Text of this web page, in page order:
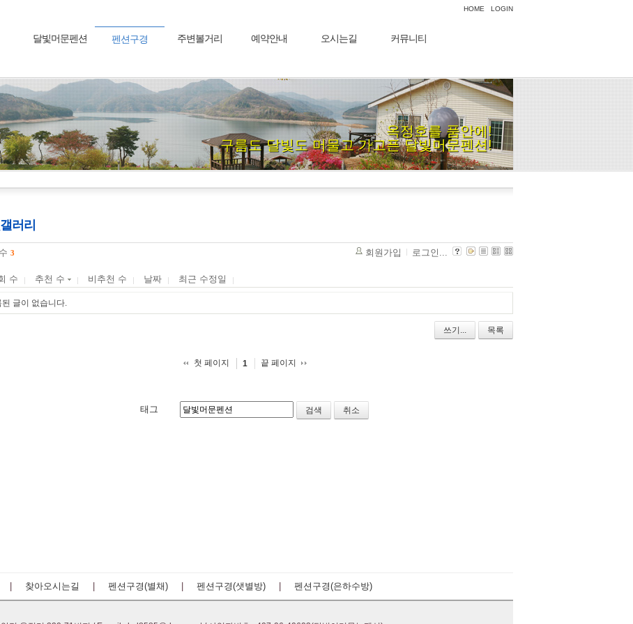
HOME LOGIN
달빛머문펜션 펜션구경 주변볼거리 예약안내 오시는길 커뮤니티
옥정호를 품안에!
구름도 달빛도 머물고 가고픈 달빛머문펜션!
러리
3 회원가입 로그인...
수 추천 수 비추천 수 날짜 최근 수정일
된 글이 없습니다.
쓰기... 목록
첫 페이지 1 끝 페이지
태그 취소
찾아오시는길 펜션구경(별채) 펜션구경(샛별방) 펜션구경(은하수방)